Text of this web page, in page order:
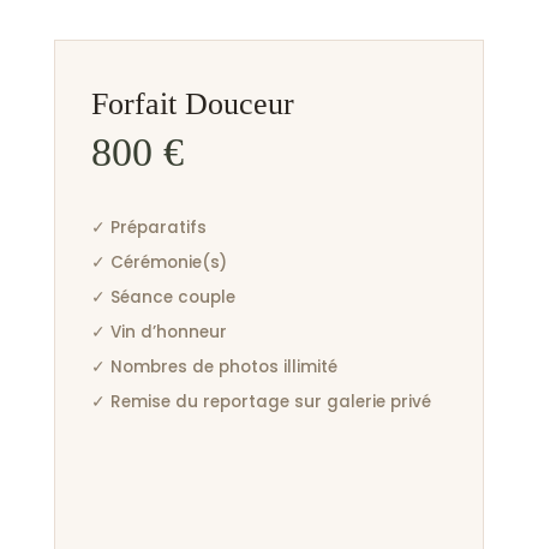
Forfait Douceur
800 €
✓ Préparatifs
✓ Cérémonie(s)
✓ Séance couple
✓ Vin d’honneur
✓ Nombres de photos illimité
✓ Remise du reportage sur galerie privé